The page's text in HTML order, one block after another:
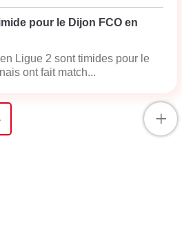
pour le Dijon FCO en
Ligue 2 sont timides pour le
ont fait match...
+